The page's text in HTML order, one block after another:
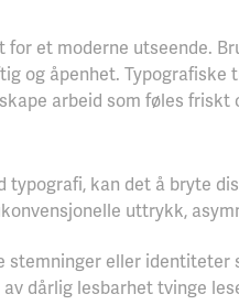
et moderne utseende.
og åpenhet.
arbeid som føles friskt
typografi, kan det å bryte
uttrykk,
eller identiteter
dårlig lesbarhet tvinge